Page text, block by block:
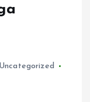
Uncategorized